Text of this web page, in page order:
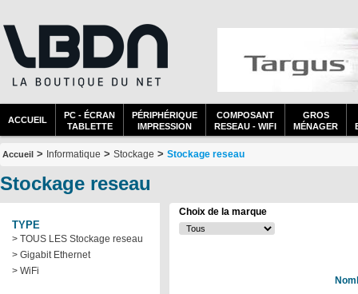
ACCUEIL
PC - ÉCRAN
TABLETTE
PÉRIPHÉRIQUE
IMPRESSION
COMPOSANT
RESEAU - WIFI
GROS
MÉNAGER
Accueil > Informatique > Stockage > Stockage reseau
Stockage reseau
TYPE
> TOUS LES Stockage reseau
> Gigabit Ethernet
> WiFi
Choix de la marque